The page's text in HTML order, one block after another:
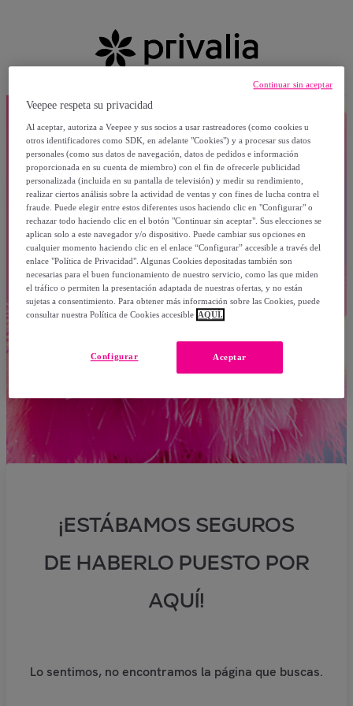
¡ESTÁBAMOS SEGUROS
DE HABERLO PUESTO POR
AQUÍ!
Lo sentimos, no encontramos la página que buscas.
Veepee respeta su privacidad
Al aceptar, autoriza a Veepee y sus socios a usar rastreadores (como cookies u
otros identificadores como SDK, en adelante "Cookies") y a procesar sus datos
personales (como sus datos de navegación, datos de pedidos e información
proporcionada en su cuenta de miembro) con el fin de ofrecerle publicidad
personalizada (incluida en su pantalla de televisión) y medir su rendimiento,
realizar ciertos análisis sobre la actividad de ventas y con fines de lucha contra el
fraude. Puede elegir entre estos diferentes usos haciendo clic en "Configurar" o
rechazar todo haciendo clic en el botón "Continuar sin aceptar". Sus elecciones se
aplican solo a este navegador y/o dispositivo. Puede cambiar sus opciones en
cualquier momento haciendo clic en el enlace “Configurar” accesible a través del
enlace "Política de Privacidad". Algunas Cookies depositadas también son
necesarias para el buen funcionamiento de nuestro servicio, como las que miden
el tráfico o permiten la presentación adaptada de nuestras ofertas, y no están
sujetas a consentimiento. Para obtener más información sobre las Cookies, puede
consultar nuestra Política de Cookies accesible AQUÍ.
Aceptar
Configurar
Continuar sin aceptar